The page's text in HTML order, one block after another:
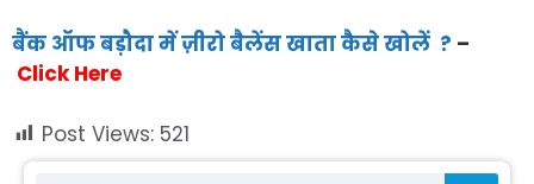
बैंक ऑफ बड़ौदा में ज़ीरो बैलेंस खाता कैसे खोलें ? –
Click Here
Post Views: 521